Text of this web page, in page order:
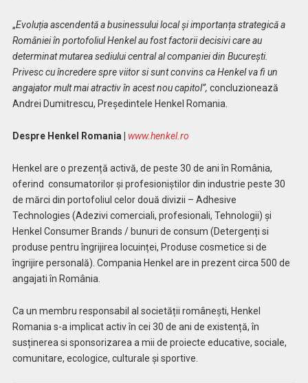
„Evoluția ascendentă a businessului local și importanța strategică a
României în portofoliul Henkel au fost factorii decisivi care au
determinat mutarea sediului central al companiei din București.
Privesc cu încredere spre viitor si sunt convins ca Henkel va fi un
angajator mult mai atractiv în acest nou capitol”, concluzionează
Andrei Dumitrescu, Președintele Henkel Romania.
Despre Henkel Romania | www.henkel.ro
Henkel are o prezență activă, de peste 30 de ani în România,
oferind consumatorilor și profesioniștilor din industrie peste 30
de mărci din portofoliul celor două divizii – Adhesive
Technologies (Adezivi comerciali, profesionali, Tehnologii) și
Henkel Consumer Brands / bunuri de consum (Detergenți si
produse pentru îngrijirea locuinței, Produse cosmetice si de
îngrijire personală). Compania Henkel are in prezent circa 500 de
angajati în România.
Ca un membru responsabil al societății românești, Henkel
Romania s-a implicat activ în cei 30 de ani de existență, în
susținerea si sponsorizarea a mii de proiecte educative, sociale,
comunitare, ecologice, culturale și sportive.